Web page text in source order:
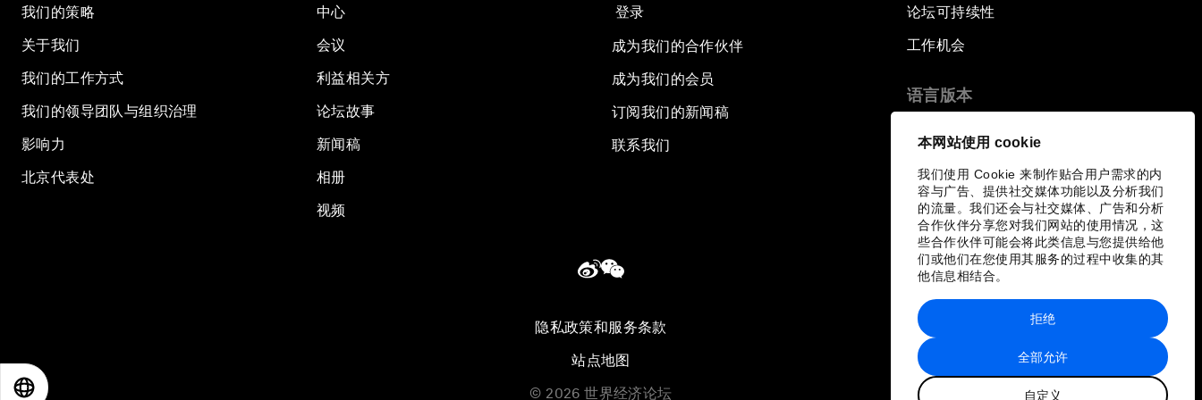
本网站使用 cookie
我们使用 Cookie 来制作贴合用户需求的内
容与广告、提供社交媒体功能以及分析我们
的流量。我们还会与社交媒体、广告和分析
合作伙伴分享您对我们网站的使用情况，这
些合作伙伴可能会将此类信息与您提供给他
们或他们在您使用其服务的过程中收集的其
他信息相结合。
全部允许
自定义
拒绝
我们的策略
关于我们
我们的工作方式
我们的领导团队与组织治理
影响力
北京代表处
中心
会议
利益相关方
论坛故事
新闻稿
相册
视频
登录
成为我们的合作伙伴
成为我们的会员
订阅我们的新闻稿
联系我们
论坛可持续性
工作机会
语言版本
隐私政策和服务条款
站点地图
© 2026 世界经济论坛